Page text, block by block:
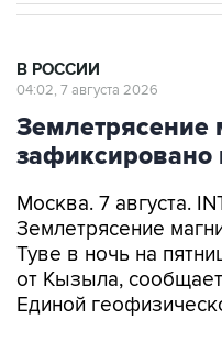
Землетрясение
зафиксировано
Москва. 7 августа.
Туве в ночь на
от Кызыла,
Единой
По данным